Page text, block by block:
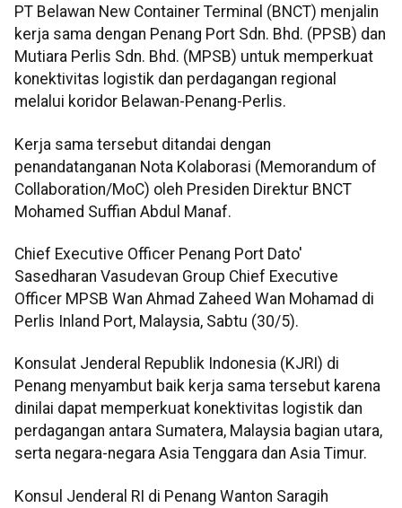
PT Belawan New Container Terminal (BNCT) menjalin
kerja sama dengan Penang Port Sdn. Bhd. (PPSB) dan
Mutiara Perlis Sdn. Bhd. (MPSB) untuk memperkuat
konektivitas logistik dan perdagangan regional
melalui koridor Belawan-Penang-Perlis.
Kerja sama tersebut ditandai dengan
penandatanganan Nota Kolaborasi (Memorandum of
Collaboration/MoC) oleh Presiden Direktur BNCT
Mohamed Suffian Abdul Manaf.
Chief Executive Officer Penang Port Dato'
Sasedharan Vasudevan Group Chief Executive
Officer MPSB Wan Ahmad Zaheed Wan Mohamad di
Perlis Inland Port, Malaysia, Sabtu (30/5).
Konsulat Jenderal Republik Indonesia (KJRI) di
Penang menyambut baik kerja sama tersebut karena
dinilai dapat memperkuat konektivitas logistik dan
perdagangan antara Sumatera, Malaysia bagian utara,
serta negara-negara Asia Tenggara dan Asia Timur.
Konsul Jenderal RI di Penang Wanton Saragih